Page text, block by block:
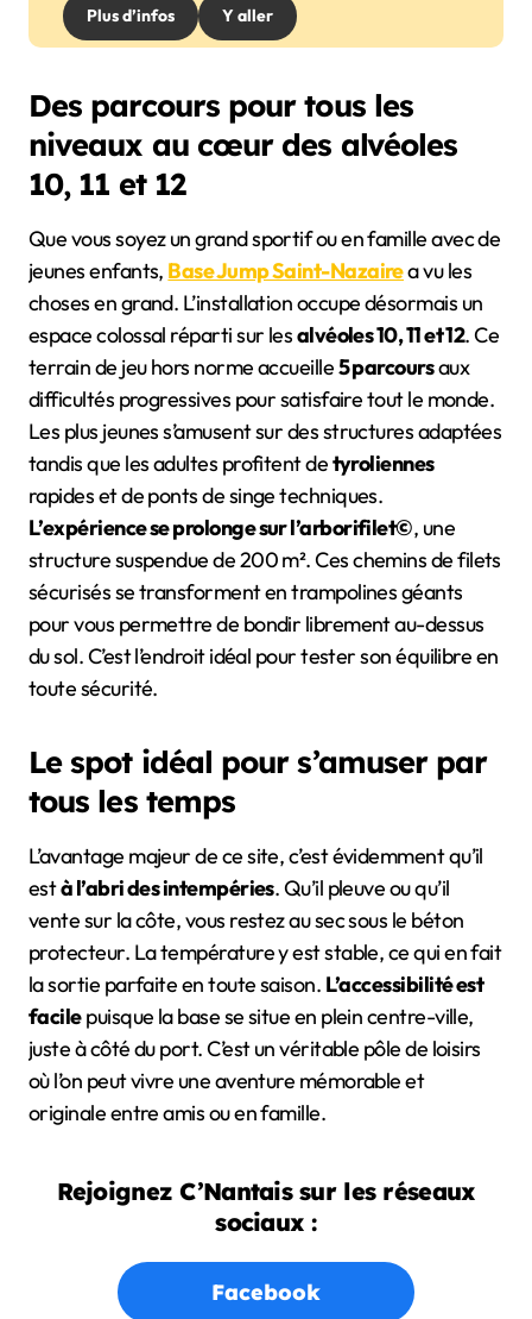
Plus d’infos Y aller
Des parcours pour tous les
niveaux au cœur des alvéoles
10, 11 et 12
Que vous soyez un grand sportif ou en famille avec de
jeunes enfants, Base Jump Saint-Nazairea vu les
choses en grand. L’installation occupe désormais un
espace colossal réparti sur lesalvéoles 10, 11 et 12. Ce
terrain de jeu hors norme accueille5 parcoursaux
difficultés progressives pour satisfaire tout le monde.
Les plus jeunes s’amusent sur des structures adaptées
tandis que les adultes profitent detyroliennes
rapides et de ponts de singe techniques.
L’expérience se prolonge sur l’arborifilet©, une
structure suspendue de 200 m². Ces chemins de filets
sécurisés se transforment en trampolines géants
pour vous permettre de bondir librement au-dessus
du sol. C’est l’endroit idéal pour tester son équilibre en
toute sécurité.
Le spot idéal pour s’amuser par
tous les temps
L’avantage majeur de ce site, c’est évidemment qu’il
està l’abri des intempéries. Qu’il pleuve ou qu’il
vente sur la côte, vous restez au sec sous le béton
protecteur. La température y est stable, ce qui en fait
la sortie parfaite en toute saison. L’accessibilité est
facilepuisque la base se situe en plein centre-ville,
juste à côté du port. C’est un véritable pôle de loisirs
où l’on peut vivre une aventure mémorable et
originale entre amis ou en famille.
Rejoignez C’Nantais sur les réseaux
sociaux :
Facebook